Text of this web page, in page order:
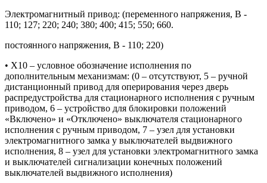
Электромагнитный привод: (переменного напряжения, В -
110; 127; 220; 240; 380; 400; 415; 550; 660.
постоянного напряжения, В - 110; 220)
• Х10 – условное обозначение исполнения по
дополнительным механизмам: (0 – отсутствуют, 5 – ручной
дистанционный привод для оперирования через дверь
распредустройства для стационарного исполнения с ручным
приводом, 6 – устройство для блокировки положений
«Включено» и «Отключено» выключателя стационарного
исполнения с ручным приводом, 7 – узел для установки
электромагнитного замка у выключателей выдвижного
исполнения, 8 – узел для установки электромагнитного замка
и выключателей сигнализации конечных положений
выключателей выдвижного исполнения)